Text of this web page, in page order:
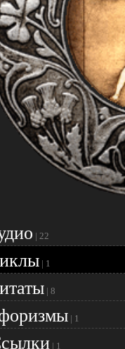
| 22
| 1
| 8
| 1
| 1